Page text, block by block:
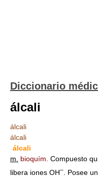
Diccionario
álcali
álcali
álcali
álcali
m.
bioquím. Compuesto
libera iones OH–
. Posee